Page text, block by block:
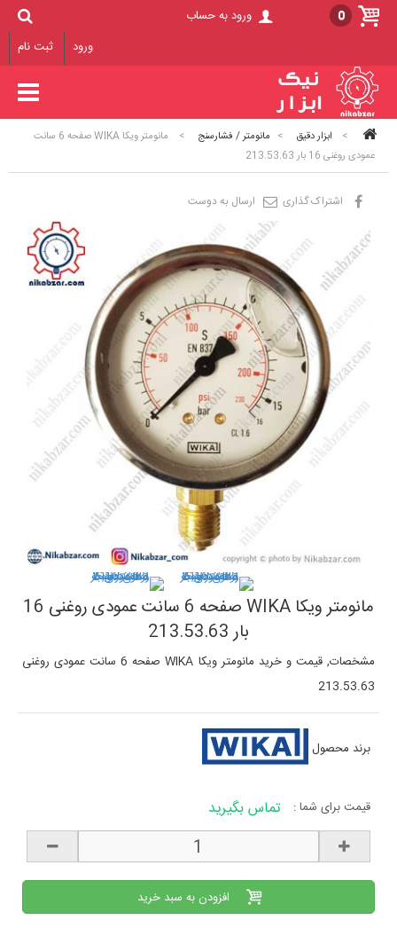
0
ورود به حساب
ورود
ثبت نام
> ابزار دقیق > مانومتر / فشارسنج >
مانومتر ویکا WIKA صفحه 6 سانت
عمودی روغنی 16 بار 213.53.63
اشتراک گذاری ارسال به دوست
مانومتر ویکا WIKA صفحه 6 سانت عمودی روغنی 16
بار 213.53.63
مشخصات, قیمت و خرید مانومتر ویکا WIKA صفحه 6 سانت عمودی روغنی
213.53.63
برند محصول
قیمت برای شما : تماس بگیرید
افزودن به سبد خرید